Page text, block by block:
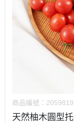
商品編號： 2059819
天然柚木圓型